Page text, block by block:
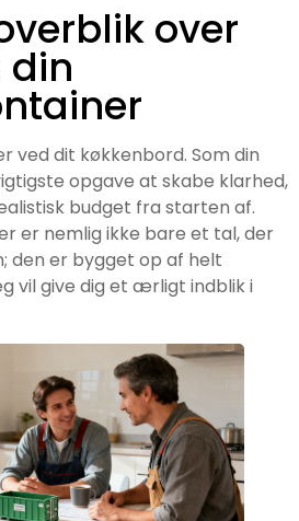
over
din
ved dit køkkenbord. Som din
opgave at skabe klarhed,
budget fra starten af.
er nemlig ikke bare et tal, der
den er bygget op af helt
vil give dig et ærligt indblik i